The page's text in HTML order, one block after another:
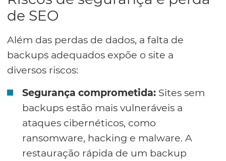
de SEO
Além das perdas de dados, a falta de
backups adequados expõe o site a
diversos riscos:
Segurança comprometida: Sites sem
backups estão mais vulneráveis a
ataques cibernéticos, como
ransomware, hacking e malware. A
restauração rápida de um backup